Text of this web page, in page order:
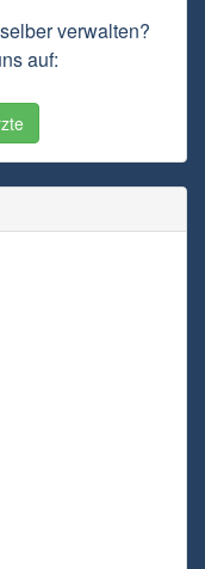
verwalten?
auf: